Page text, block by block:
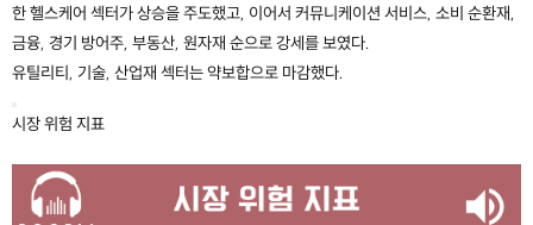
한 헬스케어 섹터가 상승을 주도했고, 이어서 커뮤니케이션 서비스, 소비 순환재,
금융, 경기 방어주, 부동산, 원자재 순으로 강세를 보였다.
유틸리티, 기술, 산업재 섹터는 약보합으로 마감했다.
시장 위험 지표